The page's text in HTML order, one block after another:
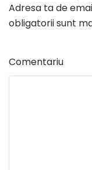
Adresa ta de
obligatorii sunt
Comentariu